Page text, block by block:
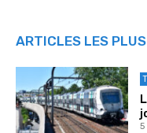
ARTICLES LES
5